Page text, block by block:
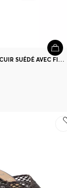
BASKETS EN CUIR SUÉDÉ AVEC FINITIONS EN CUIR LISSE